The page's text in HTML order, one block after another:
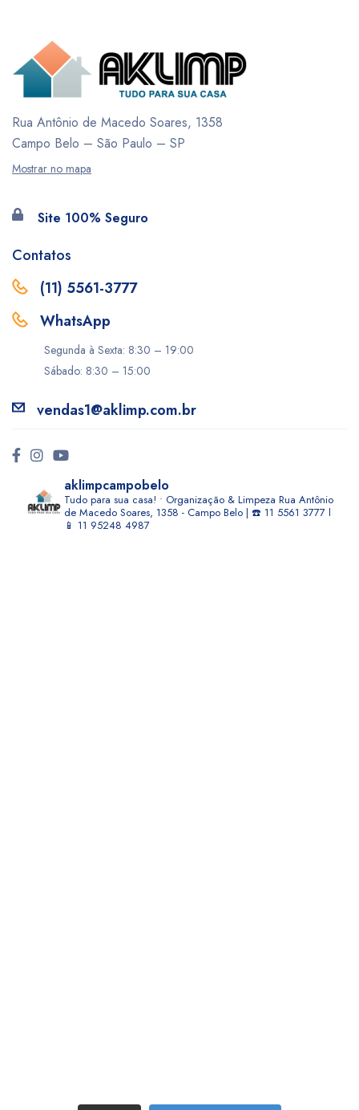
Rua Antônio de Macedo Soares, 1358
Campo Belo – São Paulo – SP
Mostrar no mapa
Site 100% Seguro
Contatos
(11) 5561-3777
WhatsApp
Segunda à Sexta: 8:30 – 19:00
Sábado: 8:30 – 15:00
vendas1@aklimp.com.br
aklimpcampobelo
Tudo para sua casa! • Organização & Limpeza Rua Antônio
de Macedo Soares, 1358 - Campo Belo | ☎️ 11 5561 3777 l
📱 11 95248 4987